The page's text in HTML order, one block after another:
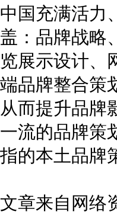
中国充满活力
盖：品牌战略
览展示设计、
端品牌整合策
从而提升品牌
一流的品牌策
指的本土品牌
文章来自网络